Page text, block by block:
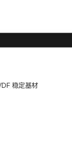
稳定基材
问题的性质、发
来。这个步骤最